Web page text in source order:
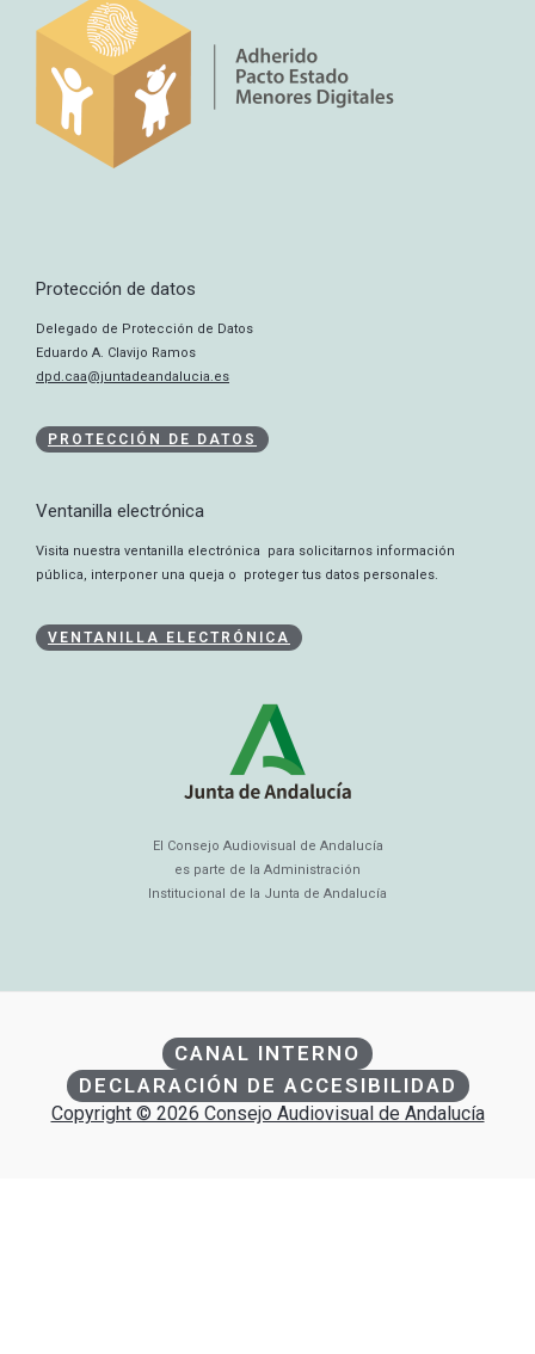
Protección de datos
Delegado de Protección de Datos
Eduardo A. Clavijo Ramos
dpd.caa@juntadeandalucia.es
PROTECCIÓN DE DATOS
Ventanilla electrónica
Visita nuestra ventanilla electrónica para solicitarnos información
pública, interponer una queja o proteger tus datos personales.
VENTANILLA ELECTRÓNICA
El Consejo Audiovisual de Andalucía
es parte de la Administración
Institucional de la Junta de Andalucía
CANAL INTERNO
DECLARACIÓN DE ACCESIBILIDAD
Copyright © 2026 Consejo Audiovisual de Andalucía